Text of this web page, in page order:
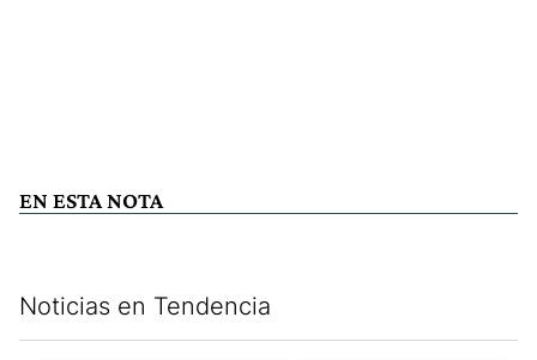
EN ESTA NOTA
Noticias en Tendencia